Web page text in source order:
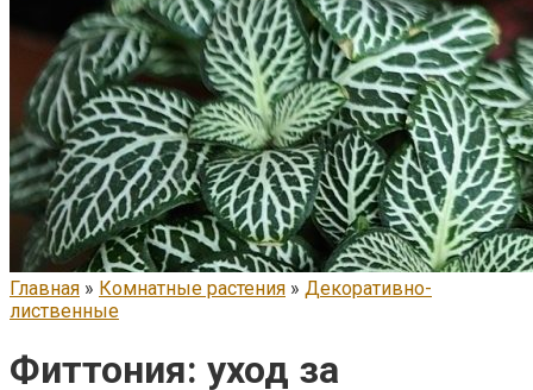
Главная » Комнатные растения » Декоративно-
лиственные
Фиттония: уход за